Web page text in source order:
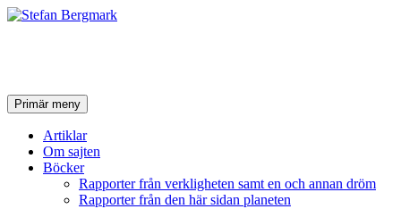
SökPrimär meny Hoppa
till
innehåll
Artiklar
Om sajten
Böcker
Rapporter från verkligheten samt en och annan dröm
Rapporter från den här sidan planeten